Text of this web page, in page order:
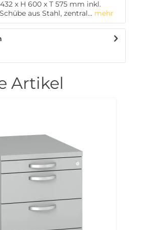
x H 600 x T 575 mm inkl.
aus Stahl, zentral... mehr
Artikel